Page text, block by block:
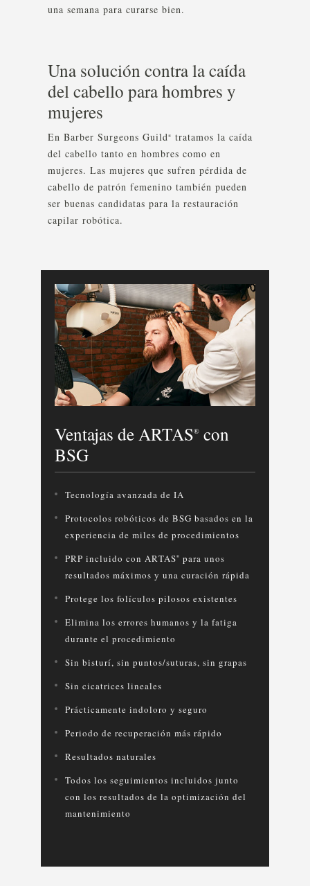
una semana para curarse bien.
Una solución contra la caída
del cabello para hombres y
mujeres
En Barber Surgeons Guild®
tratamos la caída
del cabello tanto en hombres como en
mujeres. Las mujeres que sufren pérdida de
cabello de patrón femenino también pueden
ser buenas candidatas para la restauración
capilar robótica.
Ventajas de ARTAS® con
BSG
Tecnología avanzada de IA
Protocolos robóticos de BSG basados en la
experiencia de miles de procedimientos
PRP incluido con ARTAS®
para unos
resultados máximos y una curación rápida
Protege los folículos pilosos existentes
Elimina los errores humanos y la fatiga
durante el procedimiento
Sin bisturí, sin puntos/suturas, sin grapas
Sin cicatrices lineales
Prácticamente indoloro y seguro
Periodo de recuperación más rápido
Resultados naturales
Todos los seguimientos incluidos junto
con los resultados de la optimización del
mantenimiento